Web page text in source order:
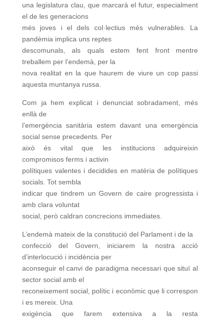
una legislatura clau, que marcarà el futur, especialment
el de les generacions
més joves i el dels col·lectius més vulnerables. La
pandèmia implica uns reptes
descomunals, als quals estem fent front mentre
treballem per l’endemà, per la
nova realitat en la que haurem de viure un cop passi
aquesta muntanya russa.
Com ja hem explicat i denunciat sobradament, més
enllà de
l’emergència sanitària estem davant una emergència
social sense precedents. Per
això és vital que les institucions adquireixin
compromisos ferms i activin
polítiques valentes i decidides en matèria de polítiques
socials. Tot sembla
indicar que tindrem un Govern de caire progressista i
amb clara voluntat
social, però caldran concrecions immediates.
L’endemà mateix de la constitució del Parlament i de la
confecció del Govern, iniciarem la nostra acció
d’interlocució i incidència per
aconseguir el canvi de paradigma necessari que situï al
sector social amb el
reconeixement social, polític i econòmic que li correspon
i es mereix. Una
exigència que farem extensiva a la resta